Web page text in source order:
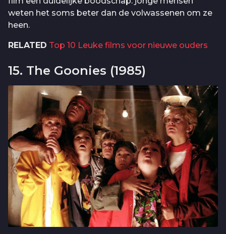
weten het soms beter dan de volwassenen om ze
heen.
RELATED Top 10 Leuke films voor nieuwe ouders
15. The Goonies (1985)